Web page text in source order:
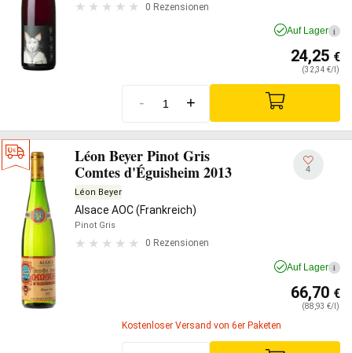
0 Rezensionen
Auf Lager i
24,25 €
(32,34 €/l)
- +
Léon Beyer Pinot Gris
Comtes d'Éguisheim 2013
Léon Beyer
Alsace AOC (Frankreich)
Pinot Gris
0 Rezensionen
4
Auf Lager i
66,70 €
(88,93 €/l)
Kostenloser Versand von 6er Paketen